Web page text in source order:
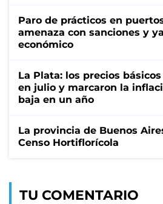
Paro de prácticos en
amenaza con sanciones y
económico
La Plata: los precios
en julio y marcaron la
baja en un año
La provincia de Buenos
Censo Hortiflorícola
TU COMENTARIO